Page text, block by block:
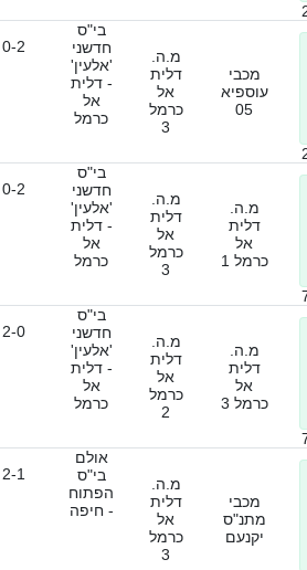
מכבי
עוספיא
05
מ.ה.
דלית
אל
כרמל
3
בי"ס
חדשני
'אלעין'
- דלית
אל
כרמל
0-2
מ.ה.
דלית
אל
כרמל 1
מ.ה.
דלית
אל
כרמל
3
בי"ס
חדשני
'אלעין'
- דלית
אל
כרמל
0-2
מ.ה.
דלית
אל
כרמל 3
מ.ה.
דלית
אל
כרמל
2
בי"ס
חדשני
'אלעין'
- דלית
אל
כרמל
2-0
מכבי
מתנ"ס
יקנעם
מ.ה.
דלית
אל
כרמל
3
אולם
בי"ס
הפתוח
- חיפה
2-1